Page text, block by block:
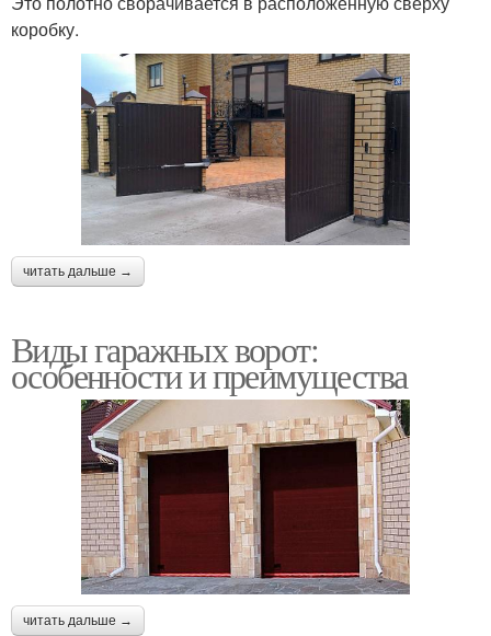
коробку.
читать дальше →
Виды гаражных ворот:
особенности и преимущества
читать дальше →